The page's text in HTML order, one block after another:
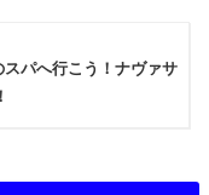
スパへ行こう！ナヴァサ